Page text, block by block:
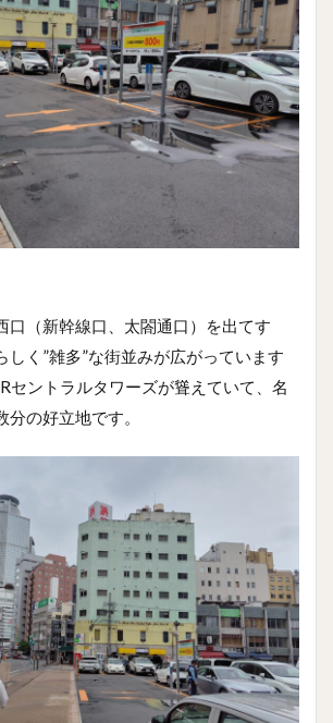
口（新幹線口、太閤通口）を出てす
しく”雑多”な街並みが広がっています
セントラルタワーズが聳えていて、名
の好立地です。